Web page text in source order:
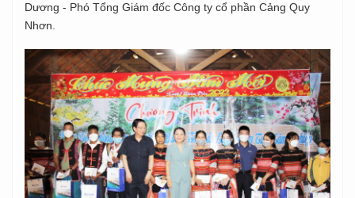
Dương - Phó Tổng Giám đốc Công ty cổ phần Cảng Quy
Nhơn.